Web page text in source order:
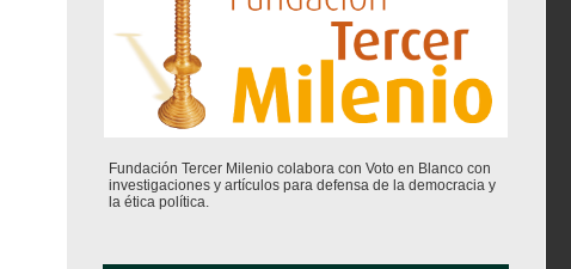
Fundación Tercer Milenio colabora con Voto en Blanco con
investigaciones y artículos para defensa de la democracia y
la ética política.